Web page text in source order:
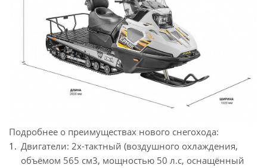
Подробнее о преимуществах нового снегохода:
Двигатели: 2х-тактный (воздушного охлаждения,
объёмом 565 см3, мощностью 50 л.с, оснащённый